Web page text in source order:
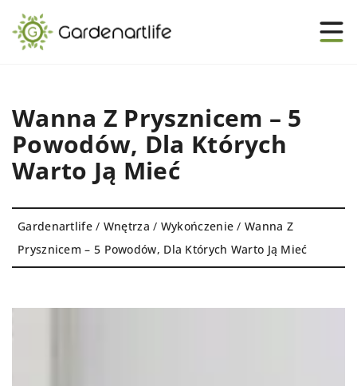
Wanna Z Prysznicem – 5
Powodów, Dla Których
Warto Ją Mieć
Gardenartlife/ Wnętrza / Wykończenie /Wanna Z
Prysznicem – 5 Powodów, Dla Których Warto Ją Mieć